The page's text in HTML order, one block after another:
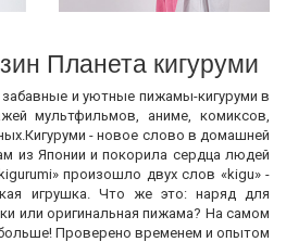
Планета кигуруми
и уютные пижамы-кигуруми в
мультфильмов, аниме, комиксов,
- новое слово в домашней
из Японии и покорила сердца людей
произошло двух слов «kigu» -
игрушка. Что же это: наряд для
или оригинальная пижама? На самом
Проверено временем и опытом